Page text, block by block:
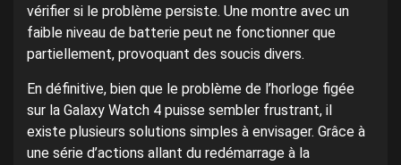
vérifier si le problème persiste. Une montre avec un
faible niveau de batterie peut ne fonctionner que
partiellement, provoquant des soucis divers.
En définitive, bien que le problème de l’horloge figée
sur la Galaxy Watch 4 puisse sembler frustrant, il
existe plusieurs solutions simples à envisager. Grâce à
une série d’actions allant du redémarrage à la